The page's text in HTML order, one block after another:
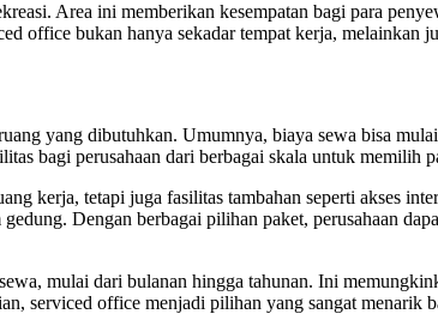
Area ini memberikan kesempatan bagi para
office bukan hanya sekadar tempat kerja,
yang dibutuhkan. Umumnya, biaya sewa bisa
bagi perusahaan dari berbagai skala untuk memilih
kerja, tetapi juga fasilitas tambahan seperti akses
Dengan berbagai pilihan paket, perusahaan
mulai dari bulanan hingga tahunan. Ini
serviced office menjadi pilihan yang sangat menarik